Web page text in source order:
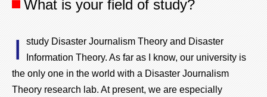
What is your field of study?
I study Disaster Journalism Theory and Disaster
Information Theory. As far as I know, our university is
the only one in the world with a Disaster Journalism
Theory research lab. At present, we are especially